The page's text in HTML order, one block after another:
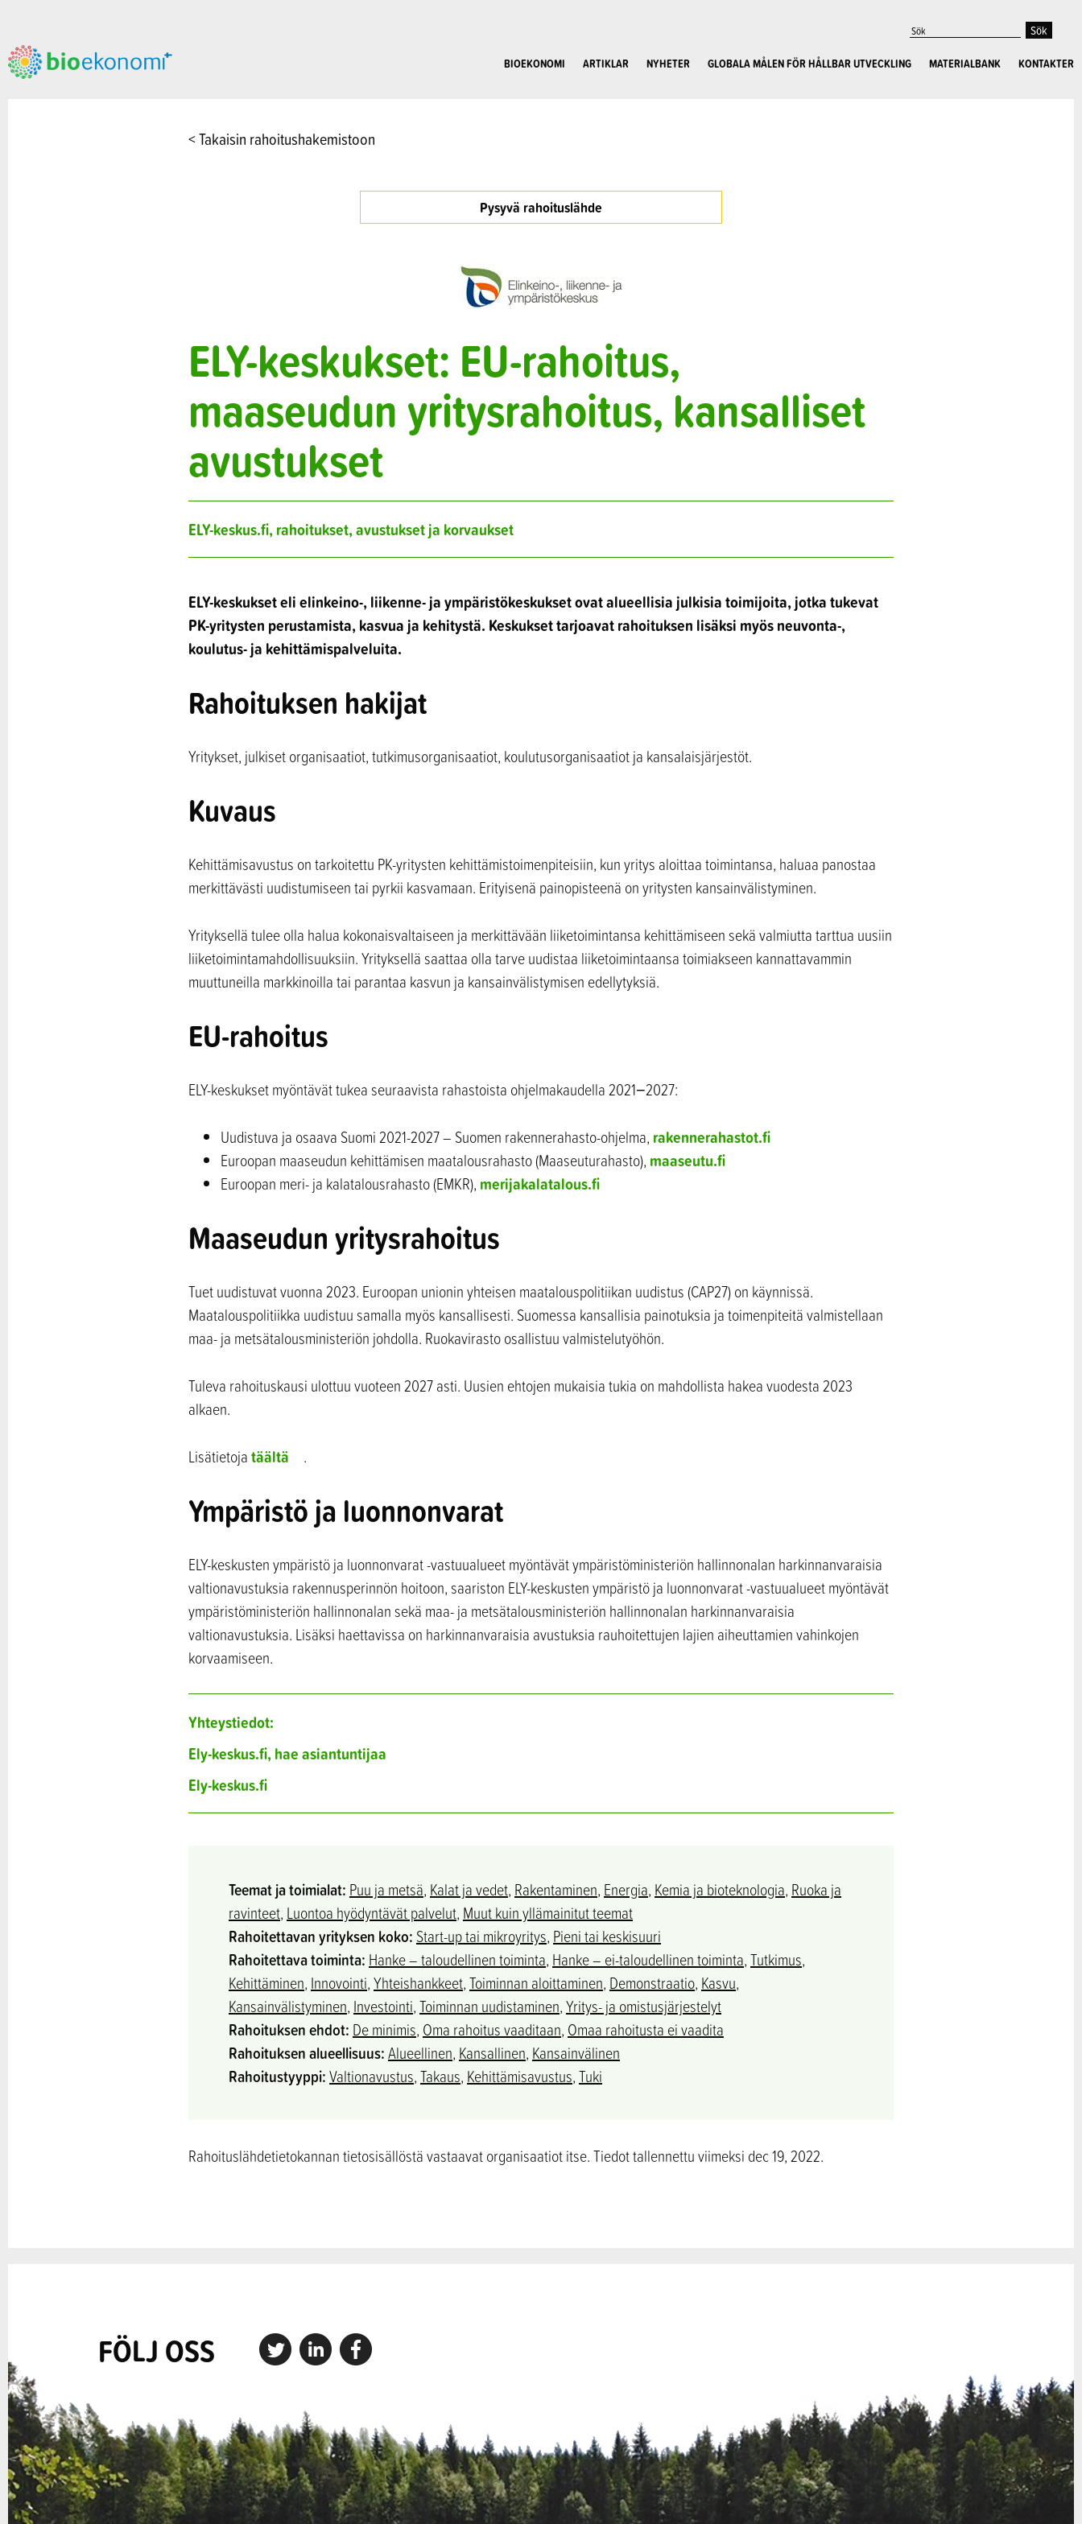
BIOEKONOMI ARTIKLAR NYHETER GLOBALA MÅLEN FÖR HÅLLBAR UTVECKLING MATERIALBANK KONTAKTER
< Takaisin rahoitushakemistoon
Pysyvä rahoituslähde
ELY-keskukset: EU-rahoitus,
maaseudun yritysrahoitus, kansalliset
avustukset
ELY-keskus.fi, rahoitukset, avustukset ja korvaukset
ELY-keskukset eli elinkeino-, liikenne- ja ympäristökeskukset ovat alueellisia julkisia toimijoita, jotka tukevat
PK-yritysten perustamista, kasvua ja kehitystä. Keskukset tarjoavat rahoituksen lisäksi myös neuvonta-,
koulutus- ja kehittämispalveluita.
Rahoituksen hakijat
Yritykset, julkiset organisaatiot, tutkimusorganisaatiot, koulutusorganisaatiot ja kansalaisjärjestöt.
Kuvaus
Kehittämisavustus on tarkoitettu PK-yritysten kehittämistoimenpiteisiin, kun yritys aloittaa toimintansa, haluaa panostaa
merkittävästi uudistumiseen tai pyrkii kasvamaan. Erityisenä painopisteenä on yritysten kansainvälistyminen.
Yrityksellä tulee olla halua kokonaisvaltaiseen ja merkittävään liiketoimintansa kehittämiseen sekä valmiutta tarttua uusiin
liiketoimintamahdollisuuksiin. Yrityksellä saattaa olla tarve uudistaa liiketoimintaansa toimiakseen kannattavammin
muuttuneilla markkinoilla tai parantaa kasvun ja kansainvälistymisen edellytyksiä.
EU-rahoitus
ELY-keskukset myöntävät tukea seuraavista rahastoista ohjelmakaudella 2021−2027:
Uudistuva ja osaava Suomi 2021-2027 – Suomen rakennerahasto-ohjelma, rakennerahastot.fi
Euroopan maaseudun kehittämisen maatalousrahasto (Maaseuturahasto), maaseutu.fi
Euroopan meri- ja kalatalousrahasto (EMKR), merijakalatalous.fi
Maaseudun yritysrahoitus
Tuet uudistuvat vuonna 2023. Euroopan unionin yhteisen maatalouspolitiikan uudistus (CAP27) on käynnissä.
Maatalouspolitiikka uudistuu samalla myös kansallisesti. Suomessa kansallisia painotuksia ja toimenpiteitä valmistellaan
maa- ja metsätalousministeriön johdolla. Ruokavirasto osallistuu valmistelutyöhön.
Tuleva rahoituskausi ulottuu vuoteen 2027 asti. Uusien ehtojen mukaisia tukia on mahdollista hakea vuodesta 2023
alkaen.
Lisätietojatäältä .
Ympäristö ja luonnonvarat
ELY-keskusten ympäristö ja luonnonvarat -vastuualueet myöntävät ympäristöministeriön hallinnonalan harkinnanvaraisia
valtionavustuksia rakennusperinnön hoitoon, saariston ELY-keskusten ympäristö ja luonnonvarat -vastuualueet myöntävät
ympäristöministeriön hallinnonalan sekä maa- ja metsätalousministeriön hallinnonalan harkinnanvaraisia
valtionavustuksia. Lisäksi haettavissa on harkinnanvaraisia avustuksia rauhoitettujen lajien aiheuttamien vahinkojen
korvaamiseen.
Yhteystiedot:
Ely-keskus.fi, hae asiantuntijaa
Ely-keskus.fi
Teemat ja toimialat: Puu ja metsä, Kalat ja vedet, Rakentaminen, Energia, Kemia ja bioteknologia, Ruoka ja
ravinteet, Luontoa hyödyntävät palvelut, Muut kuin yllämainitut teemat
Rahoitettavan yrityksen koko: Start-up tai mikroyritys, Pieni tai keskisuuri
Rahoitettava toiminta: Hanke – taloudellinen toiminta​, Hanke – ei-taloudellinen toiminta,Tutkimus,
Kehittäminen, Innovointi,Yhteishankkeet,Toiminnan aloittaminen, Demonstraatio, Kasvu,
Kansainvälistyminen, Investointi,Toiminnan uudistaminen,Yritys- ja omistusjärjestelyt
Rahoituksen ehdot: De minimis, Oma rahoitus vaaditaan, Omaa rahoitusta ei vaadita
Rahoituksen alueellisuus:Alueellinen, Kansallinen, Kansainvälinen
Rahoitustyyppi:Valtionavustus,Takaus, Kehittämisavustus,Tuki
Rahoituslähdetietokannan tietosisällöstä vastaavat organisaatiot itse. Tiedot tallennettu viimeksi dec 19, 2022.
FÖLJ OSS